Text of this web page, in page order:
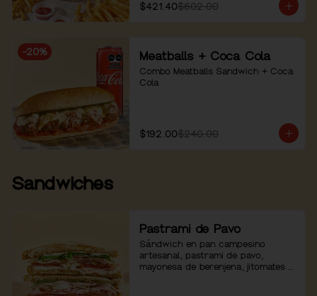
$421.40$602.00
-20% Meatballs + Coca Cola
Combo Meatballs Sandwich + Coca
Cola
$192.00$240.00
Sandwiches
Pastrami de Pavo
Sándwich en pan campesino
artesanal, pastrami de pavo,
mayonesa de berenjena, jitomates